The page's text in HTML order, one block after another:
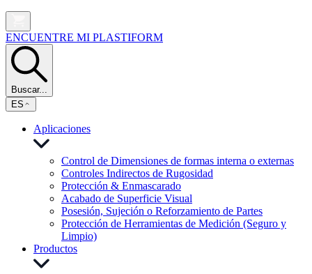
ENCUENTRE MI PLASTIFORM
Buscar...
ES
Aplicaciones
Control de Dimensiones de formas interna o externas
Controles Indirectos de Rugosidad
Protección & Enmascarado
Acabado de Superficie Visual
Posesión, Sujeción o Reforzamiento de Partes
Protección de Herramientas de Medición (Seguro y
Limpio)
Productos